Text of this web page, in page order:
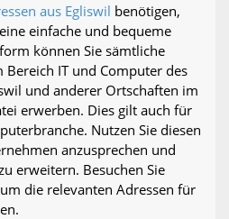
aus Egliswil benötigen,
einfache und bequeme
können Sie sämtliche
Bereich IT und Computer des
und anderer Ortschaften im
erwerben. Dies gilt auch für
Nutzen Sie diesen
anzusprechen und
erweitern. Besuchen Sie
die relevanten Adressen für